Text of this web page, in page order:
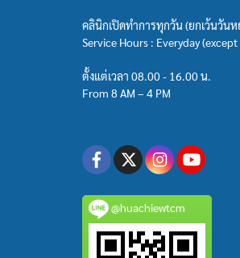
คลินิกเปิดทำการทุกวัน (ยกเว้นวัน
Service Hours : Everyday
ตั้งแต่เวลา 08.00 - 16.00 น.
From 8 AM – 4 PM
@huachiewtcm